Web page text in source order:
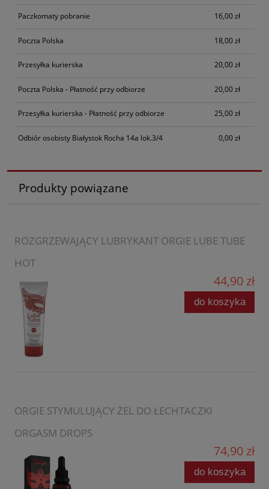
Paczkomaty pobranie 16,00 zł
Poczta Polska 18,00 zł
Przesyłka kurierska 20,00 zł
Poczta Polska - Płatność przy odbiorze 20,00 zł
Przesyłka kurierska - Płatność przy odbiorze 25,00 zł
Odbiór osobisty Białystok Rocha 14a lok.3/4 0,00 zł
Produkty powiązane
ROZGRZEWAJĄCY LUBRYKANT ORGIE LUBE TUBE
HOT
44,90 zł
do koszyka
ORGIE STYMULUJĄCY ŻEL DO ŁECHTACZKI
ORGASM DROPS
74,90 zł
do koszyka